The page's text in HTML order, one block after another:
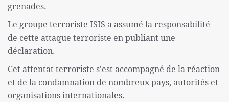
grenades.
Le groupe terroriste ISIS a assumé la responsabilité
de cette attaque terroriste en publiant une
déclaration.
Cet attentat terroriste s'est accompagné de la réaction
et de la condamnation de nombreux pays, autorités et
organisations internationales.